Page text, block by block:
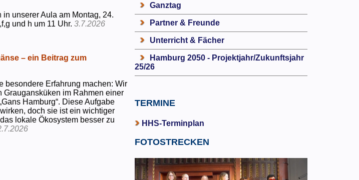
unserer Aula am Montag, 24.
und h um 11 Uhr.3.7.2026
– ein Beitrag zum
besondere Erfahrung machen: Wir
Graugansküken im Rahmen einer
Hamburg“. Diese Aufgabe
doch sie ist ein wichtiger
lokale Ökosystem besser zu
Ganztag
Partner & Freunde
Unterricht & Fächer
Hamburg 2050 - Projektjahr/Zukunftsjahr
25/26
TERMINE
HHS-Terminplan
FOTOSTRECKEN